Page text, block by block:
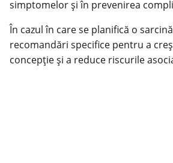
simptomelor şi în prevenirea
În cazul în care se planifică o
recomandări specifice pentru a
concepţie şi a reduce riscurile